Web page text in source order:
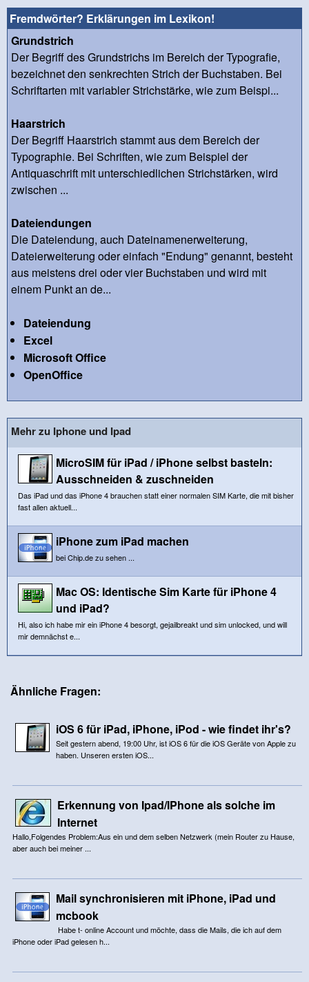
Fremdwörter? Erklärungen im Lexikon!
Grundstrich
Der Begriff des Grundstrichs im Bereich der Typografie,
bezeichnet den senkrechten Strich der Buchstaben. Bei
Schriftarten mit variabler Strichstärke, wie zum Beispi...
Haarstrich
Der Begriff Haarstrich stammt aus dem Bereich der
Typographie. Bei Schriften, wie zum Beispiel der
Antiquaschrift mit unterschiedlichen Strichstärken, wird
zwischen ...
Dateiendungen
Die Dateiendung, auch Dateinamenerweiterung,
Dateierweiterung oder einfach "Endung" genannt, besteht
aus meistens drei oder vier Buchstaben und wird mit
einem Punkt an de...
Dateiendung
Excel
Microsoft Office
OpenOffice
Mehr zu Iphone und Ipad
MicroSIM für iPad / iPhone selbst basteln:
Ausschneiden & zuschneiden
Das iPad und das iPhone 4 brauchen statt einer normalen SIM Karte, die mit bisher
fast allen aktuell...
iPhone zum iPad machen
bei Chip.de zu sehen ...
Mac OS: Identische Sim Karte für iPhone 4
und iPad?
Hi, also ich habe mir ein iPhone 4 besorgt, gejailbreakt und sim unlocked, und will
mir demnächst e...
Ähnliche Fragen:
iOS 6 für iPad, iPhone, iPod - wie findet ihr's?
Seit gestern abend, 19:00 Uhr, ist iOS 6 für die iOS Geräte von Apple zu
haben. Unseren ersten iOS...
Erkennung von Ipad/IPhone als solche im
Internet
Hallo,Folgendes Problem:Aus ein und dem selben Netzwerk (mein Router zu Hause,
aber auch bei meiner ...
Mail synchronisieren mit iPhone, iPad und
mcbook
Habe t- online Account und möchte, dass die Mails, die ich auf dem
iPhone oder iPad gelesen h...